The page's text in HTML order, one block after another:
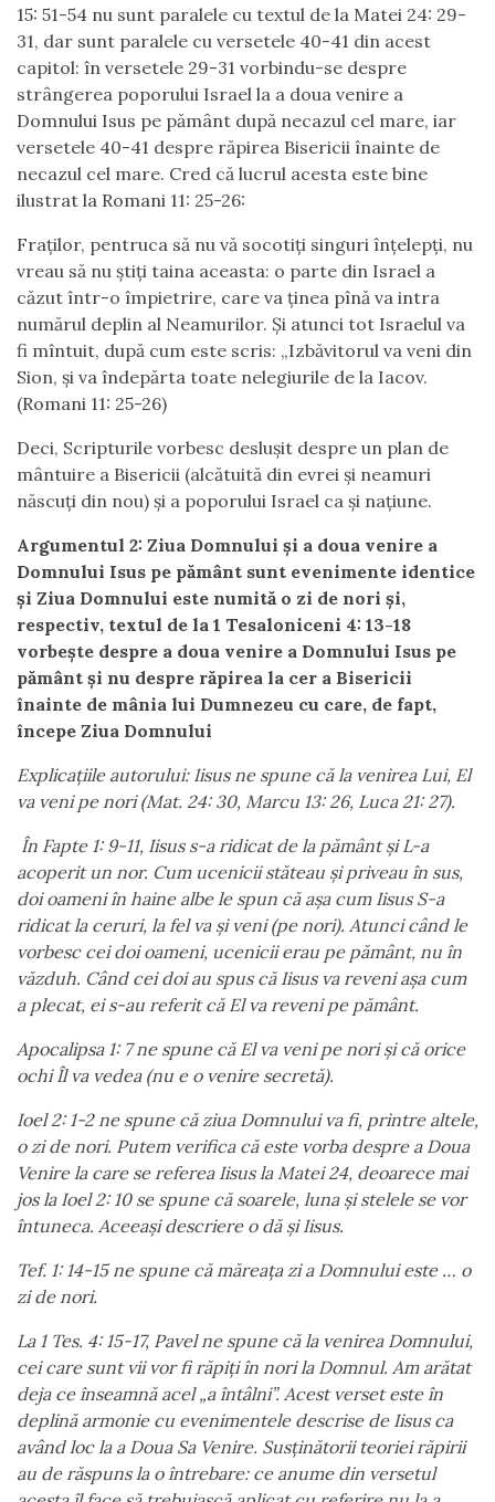
15: 51-54 nu sunt paralele cu textul de la Matei 24: 29-
31, dar sunt paralele cu versetele 40-41 din acest
capitol: în versetele 29-31 vorbindu-se despre
strângerea poporului Israel la a doua venire a
Domnului Isus pe pământ după necazul cel mare, iar
versetele 40-41 despre răpirea Bisericii înainte de
necazul cel mare. Cred că lucrul acesta este bine
ilustrat la Romani 11: 25-26:
Fraţilor, pentruca să nu vă socotiţi singuri înţelepţi, nu
vreau să nu ştiţi taina aceasta: o parte din Israel a
căzut într-o împietrire, care va ţinea pînă va intra
numărul deplin al Neamurilor. Şi atunci tot Israelul va
fi mîntuit, după cum este scris: „Izbăvitorul va veni din
Sion, şi va îndepărta toate nelegiurile de la Iacov.
(Romani 11: 25-26)
Deci, Scripturile vorbesc deslușit despre un plan de
mântuire a Bisericii (alcătuită din evrei și neamuri
născuți din nou) și a poporului Israel ca și națiune.
Argumentul 2: Ziua Domnului și a doua venire a
Domnului Isus pe pământ sunt evenimente identice
și Ziua Domnului este numită o zi de nori și,
respectiv, textul de la 1 Tesaloniceni 4: 13-18
vorbește despre a doua venire a Domnului Isus pe
pământ și nu despre răpirea la cer a Bisericii
înainte de mânia lui Dumnezeu cu care, de fapt,
începe Ziua Domnului
Explicațiile autorului: Iisus ne spune că la venirea Lui, El
va veni pe nori (Mat. 24: 30, Marcu 13: 26, Luca 21: 27).
În Fapte 1: 9-11, Iisus s-a ridicat de la pământ și L-a
acoperit un nor. Cum ucenicii stăteau și priveau în sus,
doi oameni în haine albe le spun că așa cum Iisus S-a
ridicat la ceruri, la fel va și veni (pe nori). Atunci când le
vorbesc cei doi oameni, ucenicii erau pe pământ, nu în
văzduh. Când cei doi au spus că Iisus va reveni așa cum
a plecat, ei s-au referit că El va reveni pe pământ.
Apocalipsa 1: 7 ne spune că El va veni pe nori și că orice
ochi Îl va vedea (nu e o venire secretă).
Ioel 2: 1-2 ne spune că ziua Domnului va fi, printre altele,
o zi de nori. Putem verifica că este vorba despre a Doua
Venire la care se referea Iisus la Matei 24, deoarece mai
jos la Ioel 2: 10 se spune că soarele, luna și stelele se vor
întuneca. Aceeaşi descriere o dă și Iisus.
Tef. 1: 14-15 ne spune că măreața zi a Domnului este … o
zi de nori.
La 1 Tes. 4: 15-17, Pavel ne spune că la venirea Domnului,
cei care sunt vii vor fi răpiți în nori la Domnul. Am arătat
deja ce înseamnă acel „a întâlni”. Acest verset este în
deplină armonie cu evenimentele descrise de Iisus ca
având loc la a Doua Sa Venire. Susținătorii teoriei răpirii
au de răspuns la o întrebare: ce anume din versetul